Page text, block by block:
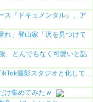
ス『ドキュメンタル』、ア
れ」登山家「沢を見つけて
、とんでもなく可愛いと話
撮影スタジオと化して...
け集めてみたｗ